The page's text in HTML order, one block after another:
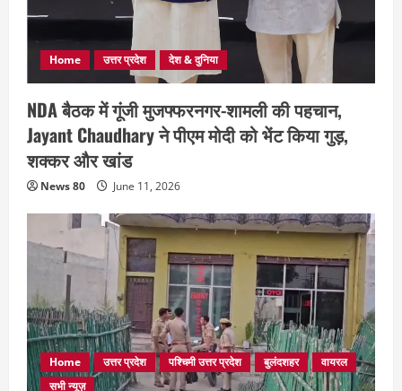
Home उत्तर प्रदेश देश & दुनिया
NDA बैठक में गूंजी मुजफ्फरनगर-शामली की पहचान,
Jayant Chaudhary ने पीएम मोदी को भेंट किया गुड़,
शक्कर और खांड
News 80 June 11, 2026
Home उत्तर प्रदेश पश्चिमी उत्तर प्रदेश बुलंदशहर
वायरल
सभी न्यूज़